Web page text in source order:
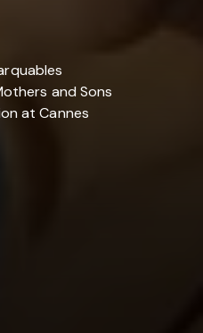
and Sons
at Cannes